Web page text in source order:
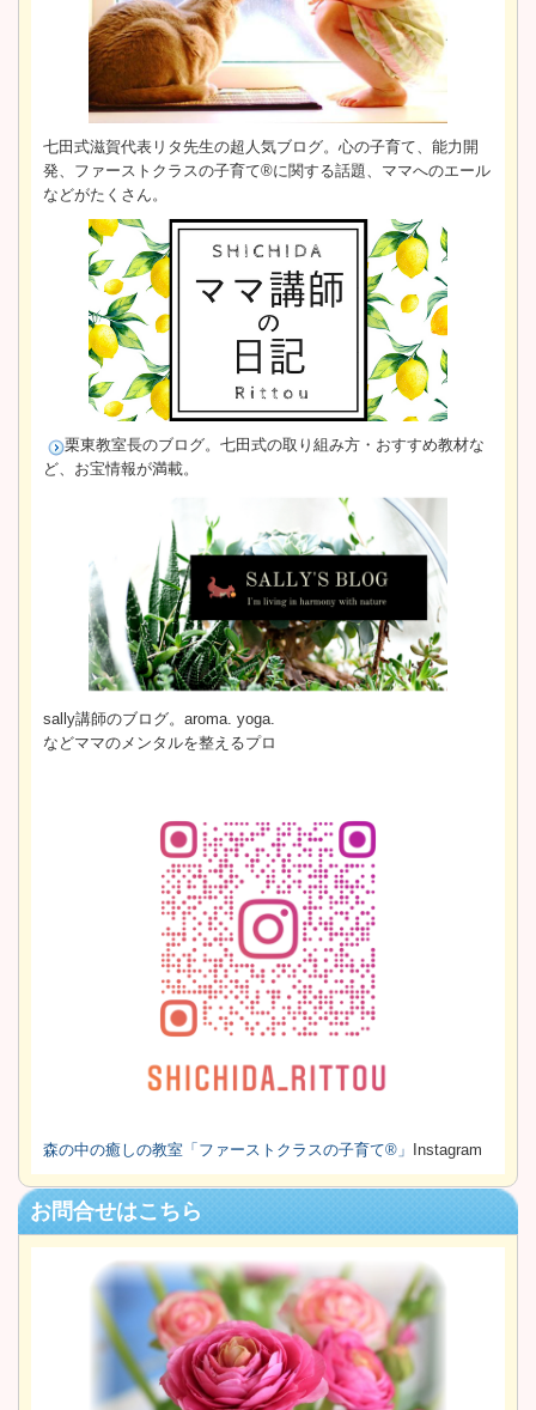
七田式滋賀代表リタ先生の超人気ブログ。心の子育て、能力開
発、ファーストクラスの子育て®に関する話題、ママへのエール
などがたくさん。
栗東教室長のブログ。 七田式の取り組み方・おすすめ教材な
ど、お宝情報が満載。
sally講師のブログ。aroma. yoga.
などママのメンタルを整えるプロ
森の中の癒しの教室 「ファーストクラスの子育て®」 Instagram
お問合せはこちら